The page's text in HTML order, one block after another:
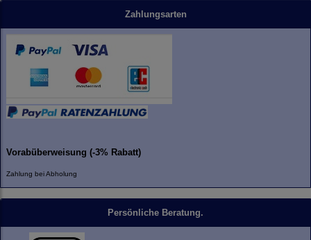
Zahlungsarten
Vorabüberweisung (-3% Rabatt)
Zahlung bei Abholung
Persönliche Beratung.